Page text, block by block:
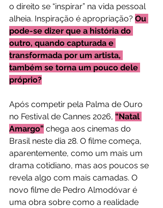
o direito se “inspirar” na vida pessoal
alheia. Inspiração é apropriação? Ou
pode-se dizer que a história do
outro, quando capturada e
transformada por um artista,
também se torna um pouco dele
próprio?
Após competir pela Palma de Ouro
no Festival de Cannes 2026, “Natal
Amargo” chega aos cinemas do
Brasil neste dia 28. O filme começa,
aparentemente, como um mais um
drama cotidiano, mas aos poucos se
revela algo com mais camadas. O
novo filme de Pedro Almodóvar é
uma obra sobre como a realidade